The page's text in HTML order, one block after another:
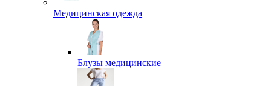
Медицинская одежда
Блузы медицинские